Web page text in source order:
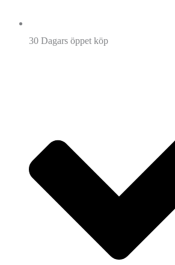
30 Dagars öppet köp